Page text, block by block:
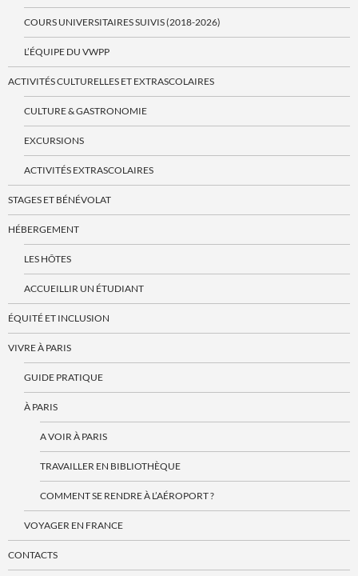
COURS UNIVERSITAIRES SUIVIS (2018-2026)
L’ÉQUIPE DU VWPP
ACTIVITÉS CULTURELLES ET EXTRASCOLAIRES
CULTURE & GASTRONOMIE
EXCURSIONS
ACTIVITÉS EXTRASCOLAIRES
STAGES ET BÉNÉVOLAT
HÉBERGEMENT
LES HÔTES
ACCUEILLIR UN ÉTUDIANT
ÉQUITÉ ET INCLUSION
VIVRE À PARIS
GUIDE PRATIQUE
À PARIS
A VOIR À PARIS
TRAVAILLER EN BIBLIOTHÈQUE
COMMENT SE RENDRE À L’AÉROPORT ?
VOYAGER EN FRANCE
CONTACTS